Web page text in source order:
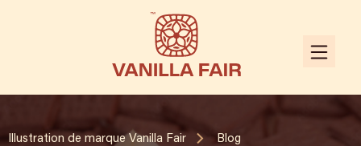
Illustration de marque Vanilla Fair Blog